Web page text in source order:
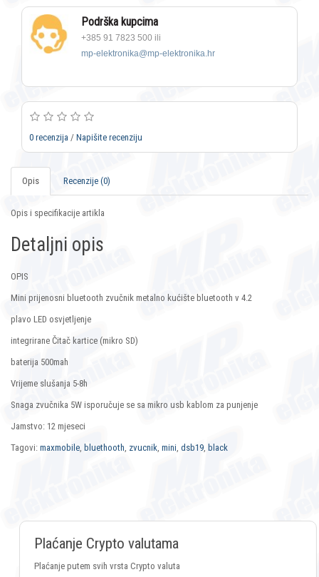
Podrška kupcima
+385 91 7823 500 ili
mp-elektronika@mp-elektronika.hr
0 recenzija / Napišite recenziju
Opis Recenzije (0)
Opis i specifikacije artikla
Detaljni opis
OPIS
Mini prijenosni bluetooth zvučnik metalno kućište bluetooth v 4.2
plavo LED osvjetljenje
integrirane Čitač kartice (mikro SD)
baterija 500mah
Vrijeme slušanja 5-8h
Snaga zvučnika 5W isporučuje se sa mikro usb kablom za punjenje
Jamstvo: 12 mjeseci
Tagovi: maxmobile, bluethooth, zvucnik, mini, dsb19, black
Plaćanje Crypto valutama
Plaćanje putem svih vrsta Crypto valuta